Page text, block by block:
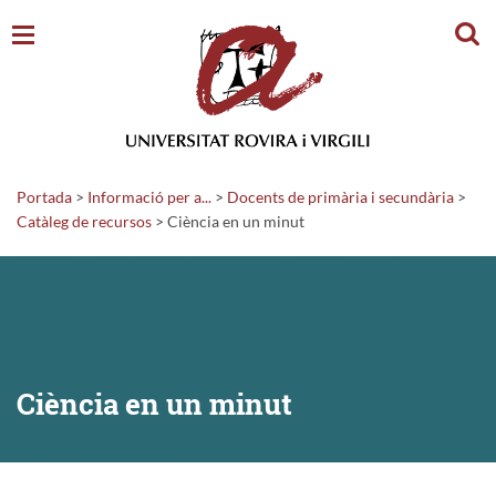
Portada > Informació per a... > Docents de primària i secundària >
Catàleg de recursos > Ciència en un minut
Ciència en un minut